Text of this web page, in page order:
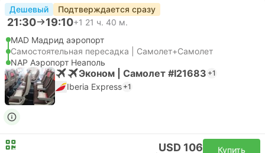
Дешевый Подтверждается сразу
21:30 19:10+1 21 ч. 40 м.
MAD Мадрид аэропорт
Самостоятельная пересадка | Самолет+Самолет
NAP Аэропорт Неаполь
Эконом | Самолет #I21683 +1
Iberia Express +1
USD 106 Купить